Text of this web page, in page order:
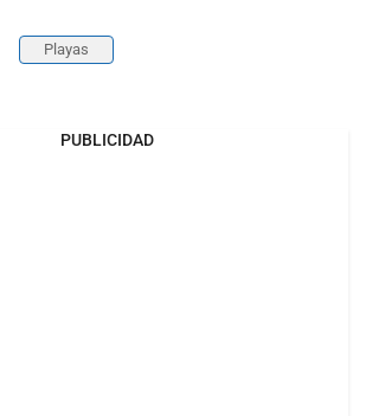
Playas
PUBLICIDAD